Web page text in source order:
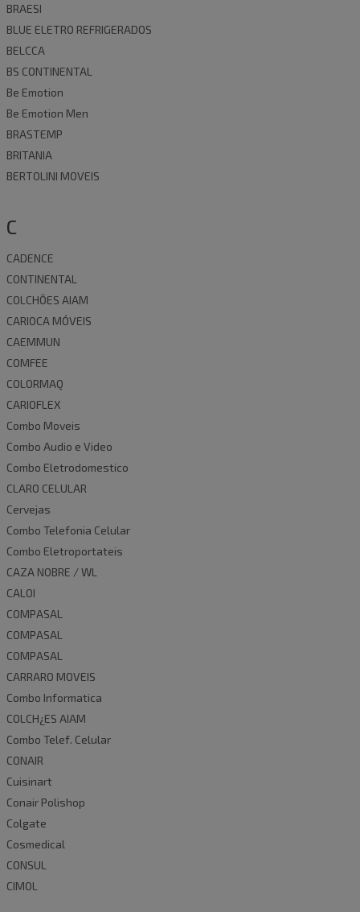
BRAESI
BLUE ELETRO REFRIGERADOS
BELCCA
BS CONTINENTAL
Be Emotion
Be Emotion Men
BRASTEMP
BRITANIA
BERTOLINI MOVEIS
C
CADENCE
CONTINENTAL
COLCHÕES AIAM
CARIOCA MÓVEIS
CAEMMUN
COMFEE
COLORMAQ
CARIOFLEX
Combo Moveis
Combo Audio e Video
Combo Eletrodomestico
CLARO CELULAR
Cervejas
Combo Telefonia Celular
Combo Eletroportateis
CAZA NOBRE / WL
CALOI
COMPASAL
COMPASAL
COMPASAL
CARRARO MOVEIS
Combo Informatica
COLCH¿ES AIAM
Combo Telef. Celular
CONAIR
Cuisinart
Conair Polishop
Colgate
Cosmedical
CONSUL
CIMOL